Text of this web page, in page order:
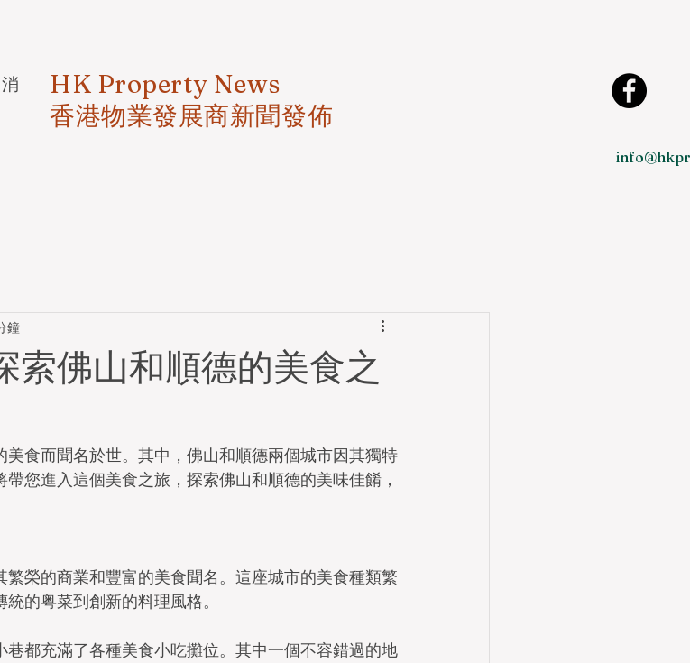
HK Property News
香港物業發展商新聞發佈
索佛山和順德的美食之
鐘
食而聞名於世。其中，佛山和順德兩個城市因其獨特
您進入這個美食之旅，探索佛山和順德的美味佳餚，
榮的商業和豐富的美食聞名。這座城市的美食種類繁
的粤菜到創新的料理風格。
都充滿了各種美食小吃攤位。其中一個不容錯過的地